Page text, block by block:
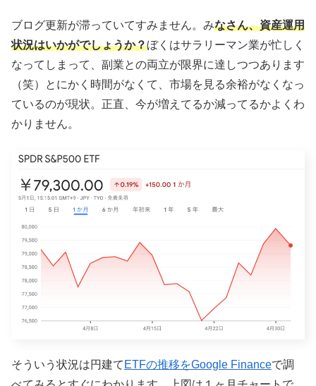
ブログ更新が滞っていてすみません。みなさん、資産運用
状況はいかがでしょうか？ぼくはサラリーマン業が忙しく
なってしまって、副業との両立が限界に達しつつあります
（笑）とにかく時間がなくて、市場を見る余裕がなくなっ
ているのが現状。正直、今が増えてるか減ってるかよくわ
かりません。
そういう状況は円建て ETFの推移をGoogle Financeで調